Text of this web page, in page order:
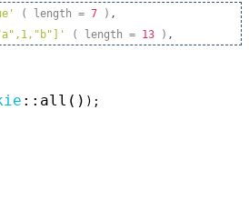
( length = 7 ) ,
( length = 13 ) ,
:: all() );